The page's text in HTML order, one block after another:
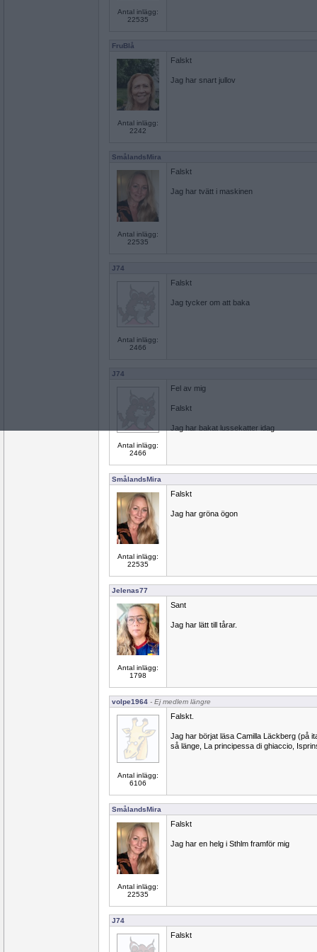
Antal inlägg:
22535
FruBlå
Antal inlägg:
2242
Falskt
Jag har snart jullov
SmålandsMira
Antal inlägg:
22535
Falskt
Jag har tvätt i maskinen
J74
Antal inlägg:
2466
Falskt
Jag tycker om att baka
J74
Antal inlägg:
2466
Fel av mig
Falskt
Jag har bakat lussekatter idag
SmålandsMira
Antal inlägg:
22535
Falskt
Jag har gröna ögon
Jelenas77
Antal inlägg:
1798
Sant
Jag har lätt till tårar.
volpe1964 - Ej medlem längre
Antal inlägg:
6106
Falskt.
Jag har börjat läsa Camilla Läckberg (på
så länge, La principessa di ghiaccio,
SmålandsMira
Antal inlägg:
22535
Falskt
Jag har en helg i Sthlm framför mig
J74
Falskt